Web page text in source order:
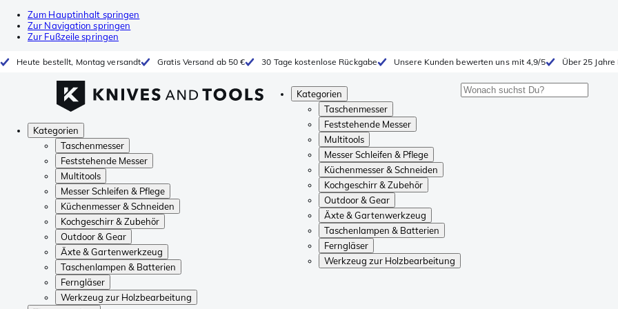
Zum Hauptinhalt springen
Zur Navigation springen
Zur Fußzeile springen
Heute bestellt, Montag versandt Gratis Versand ab 50 € 30 Tage kostenlose Rückgabe Unsere Kunden bewerten uns mit 4,9/5 Über 25
Kategorien
Taschenmesser
Feststehende Messer
Multitools
Messer Schleifen & Pflege
Küchenmesser & Schneiden
Kochgeschirr & Zubehör
Outdoor & Gear
Äxte & Gartenwerkzeug
Taschenlampen & Batterien
Ferngläser
Werkzeug zur Holzbearbeitung
Kategorien
Taschenmesser
Feststehende Messer
Multitools
Messer Schleifen & Pflege
Küchenmesser & Schneiden
Kochgeschirr & Zubehör
Outdoor & Gear
Äxte & Gartenwerkzeug
Taschenlampen & Batterien
Ferngläser
Werkzeug zur Holzbearbeitung